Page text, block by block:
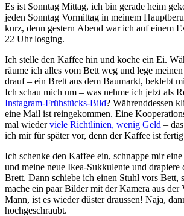
Es ist Sonntag Mittag, ich bin gerade heim
jeden Sonntag Vormittag in meinem
kurz, denn gestern Abend war ich auf einem
22 Uhr losging.
Ich stelle den Kaffee hin und koche ein Ei.
räume ich alles vom Bett weg und lege
drauf – ein Brett aus dem Baumarkt, beklebt
Ich schau mich um – was nehme ich jetzt als
Instagram-Frühstücks-Bild? Währenddessen
eine Mail ist reingekommen. Eine
mal wiederviele Richtlinien, wenig Geld –
ich mir für später vor, denn der Kaffee ist
Ich schenke den Kaffee ein, schnappe mir
und meine neue Ikea-Sukkulente und drapiere
Brett. Dann schiebe ich einen Stuhl vors Bett,
mache ein paar Bilder mit der Kamera aus der
Mann, ist es wieder düster draussen! Naja,
hochgeschraubt.